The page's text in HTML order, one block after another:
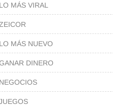
LO MÁS VIRAL
LO MÁS NUEVO
DINERO
NEGOCIOS